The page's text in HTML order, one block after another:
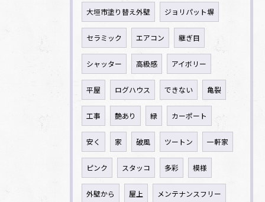
大垣市塗り替え外壁 ジョリパット塀
セラミック エアコン 継ぎ目
シャッター 高級感 アイボリー
平屋 ログハウス できない 亀裂
工事 艶あり 緑 カーポート
安く 家 破風 ツートン 一軒家
ピンク スタッコ 多彩 模様
外壁から 屋上 メンテナンスフリー